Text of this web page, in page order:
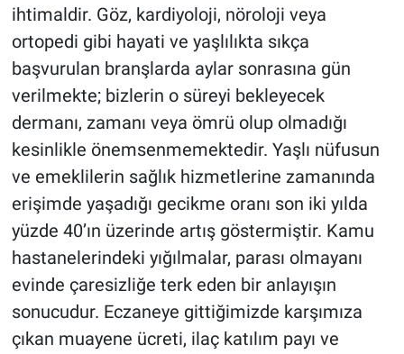
ihtimaldir. Göz, kardiyoloji, nöroloji veya
ortopedi gibi hayati ve yaşlılıkta sıkça
başvurulan branşlarda aylar sonrasına gün
verilmekte; bizlerin o süreyi bekleyecek
dermanı, zamanı veya ömrü olup olmadığı
kesinlikle önemsenmemektedir. Yaşlı nüfusun
ve emeklilerin sağlık hizmetlerine zamanında
erişimde yaşadığı gecikme oranı son iki yılda
yüzde 40’ın üzerinde artış göstermiştir. Kamu
hastanelerindeki yığılmalar, parası olmayanı
evinde çaresizliğe terk eden bir anlayışın
sonucudur. Eczaneye gittiğimizde karşımıza
çıkan muayene ücreti, ilaç katılım payı ve